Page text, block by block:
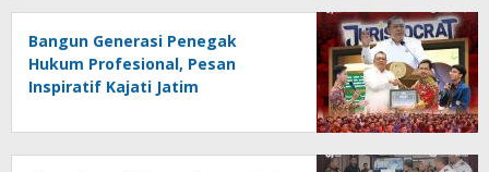
Bangun Generasi Penegak
Hukum Profesional, Pesan
Inspiratif Kajati Jatim